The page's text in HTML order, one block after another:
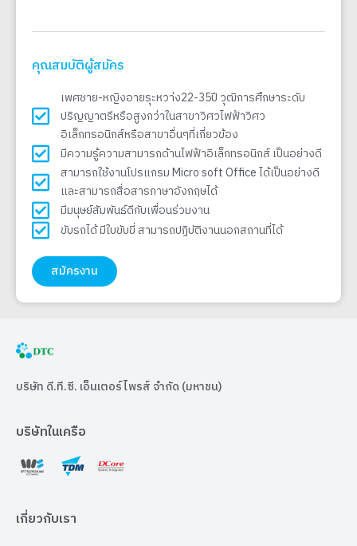
คุณสมบัติผู้สมัคร
เพศชาย-หญิงอายรุะหวา่ง22-35ปี วุฒิการศึกษาระดับ
ปริญญาตรีหรือสูงกว่าในสาขาวิศวไฟฟ้าวิศว
อิเล็กทรอนิกส์หรือสาขาอื่นๆที่เกี่ยวข้อง
มีความรู้ความสามารถด้านไฟฟ้าอิเล็กทรอนิกส์ เป็นอย่างดี
สามารถใช้งานโปรแกรม Micro soft Office ได้เป็นอย่างดี
และสามารถสื่อสารภาษาอังกฤษได้
มีมนุษย์สัมพันธ์ดีกับเพื่อนร่วมงาน
ขับรถได้ มีใบขับขี่ สามารถปฏิบัติงานนอกสถานที่ได้
สมัครงาน
บริษัท ดี.ที.ซี. เอ็นเตอร์ไพรส์ จำกัด (มหาชน)
บริษัทในเครือ
เกี่ยวกับเรา